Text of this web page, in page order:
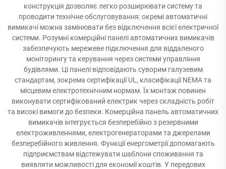
конструкція дозволяє легко розширювати систему та
проводити технічне обслуговування: окремі автоматичні
вимикачі можна замінювати без відключення всієї електричної
системи. Розумні комерційні панелі автоматичних вимикачів
забезпечують мережеве підключення для віддаленого
моніторингу та керування через системи управління
будівлями. Ці панелі відповідають суворим галузевим
стандартам, зокрема сертифікації UL, класифікації NEMA та
місцевим електротехнічним нормам. Їх монтаж повинен
виконувати сертифікований електрик через складність робіт
та високі вимоги до безпеки. Комерційна панель автоматичних
вимикачів інтегрується безперебійно з резервними
електроживленнями, електрогенераторами та джерелами
безперебійного живлення. Функції енергометрії допомагають
підприємствам відстежувати шаблони споживання та
виявляти можливості для економії коштів. У передових